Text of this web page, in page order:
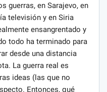
guerras, en Sarajevo, en
televisión y en Siria
ensangrentado y
todo ha terminado para
desde una distancia
La guerra real es
ideas (las que no
Entonces, qué